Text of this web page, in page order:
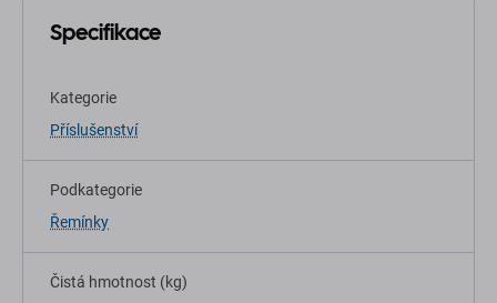
Specifikace
Kategorie
Příslušenství
Podkategorie
Řemínky
Čistá hmotnost (kg)